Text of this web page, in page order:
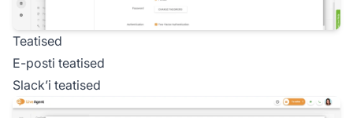
Teatised
E-posti teatised
Slack’i teatised